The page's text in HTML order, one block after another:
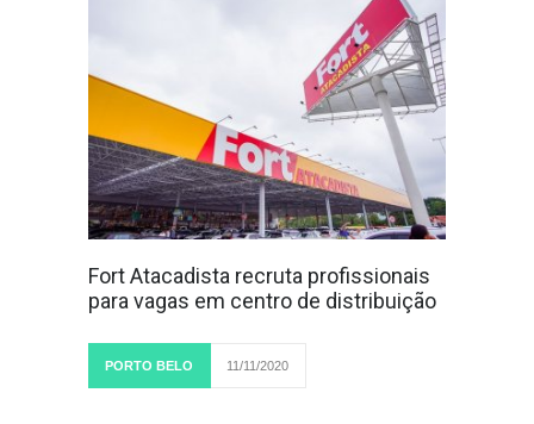
Fort Atacadista recruta profissionais
para vagas em centro de distribuição
PORTO BELO 11/11/2020